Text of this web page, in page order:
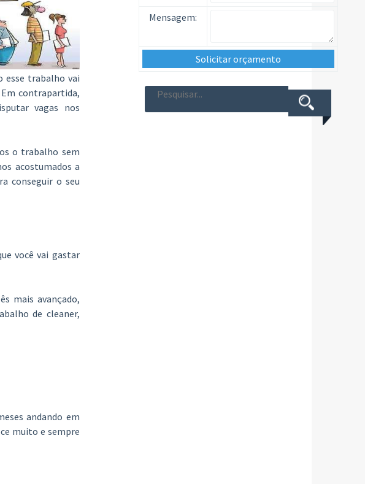
esse trabalho vai
contrapartida,
vagas nos
o trabalho sem
acostumados a
conseguir o seu
você vai gastar
mais avançado,
de cleaner,
andando em
muito e sempre
Mensagem: